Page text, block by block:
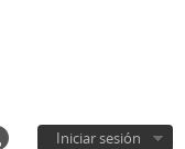
Iniciar sesión